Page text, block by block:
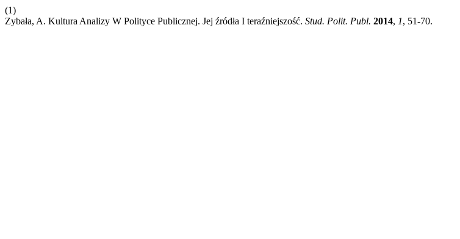
(1)
Zybała, A. Kultura Analizy W Polityce Publicznej. Jej źródła I teraźniejszość. Stud. Polit. Publ. 2014, 1, 51-70.